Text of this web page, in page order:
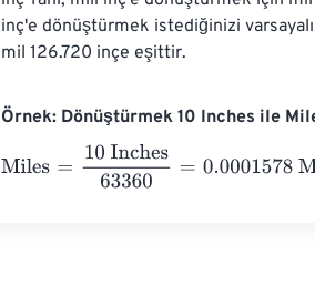
inç'e dönüştürmek istediğinizi
mil 126.720 inçe eşittir.
Örnek: Dönüştürmek 10 Inches ile
Miles
10 Inches63360 0.0001578